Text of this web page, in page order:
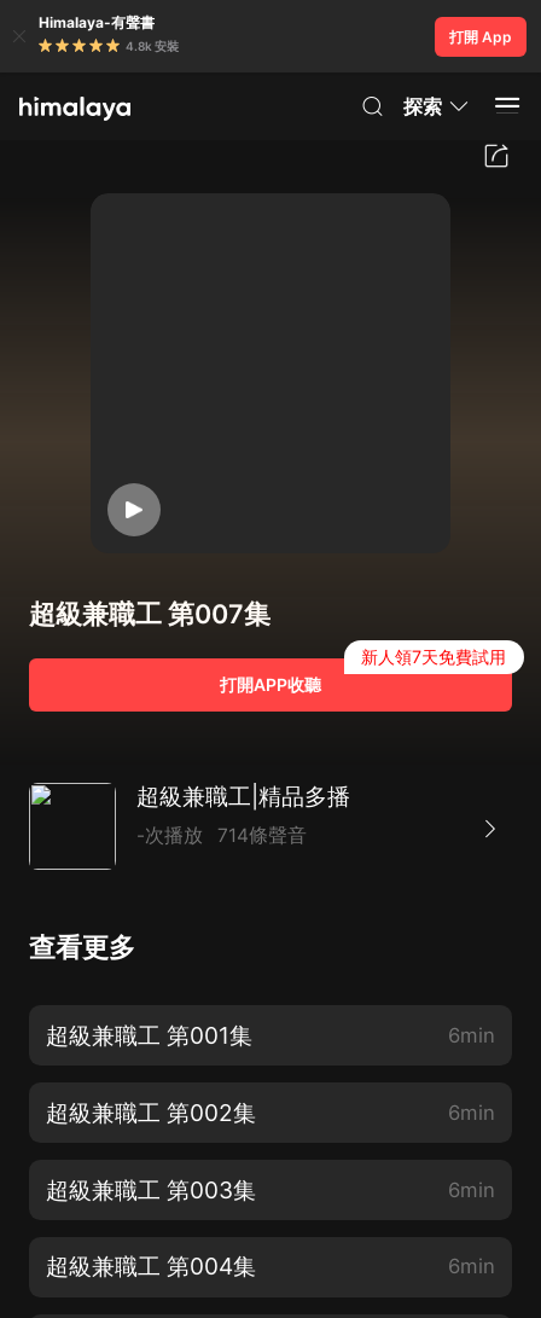
Himalaya-有聲書
4.8k 安裝
打開 App
探索
超級兼職工 第007集
打開APP收聽
新人領7天免費試用
超級兼職工|精品多播
-次播放 714條聲音
查看更多
超級兼職工 第001集 6min
超級兼職工 第002集 6min
超級兼職工 第003集 6min
超級兼職工 第004集 6min